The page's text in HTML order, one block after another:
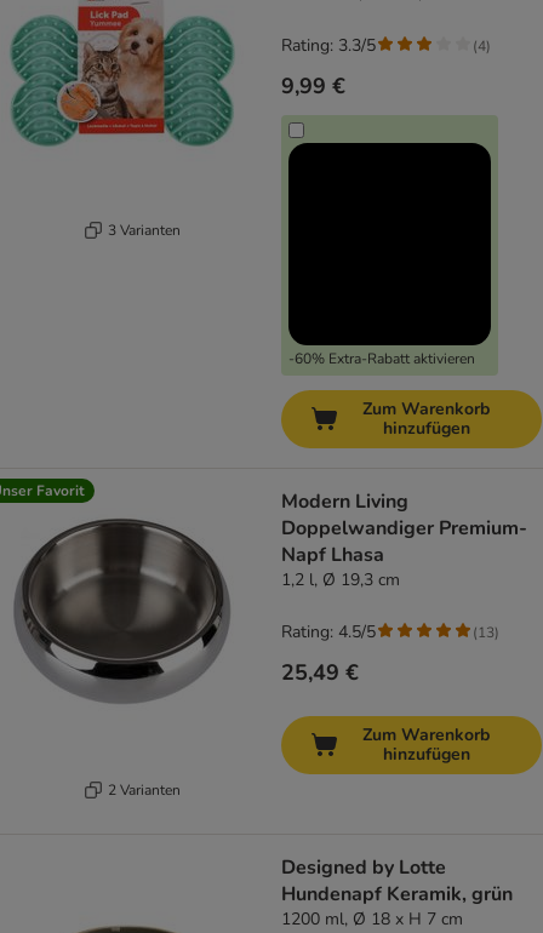
3 Varianten
9,99 €
-60% Extra-Rabatt aktivieren
Rating: 3.3/5 (4)
Zum Warenkorb
hinzufügen
Favorit
2 Varianten
Modern Living
Doppelwandiger Premium-
Napf Lhasa
1,2 l, Ø 19,3 cm
25,49 €
Rating: 4.5/5 (13)
Zum Warenkorb
hinzufügen
Designed by Lotte
Hundenapf Keramik, grün
1200 ml, Ø 18 x H 7 cm